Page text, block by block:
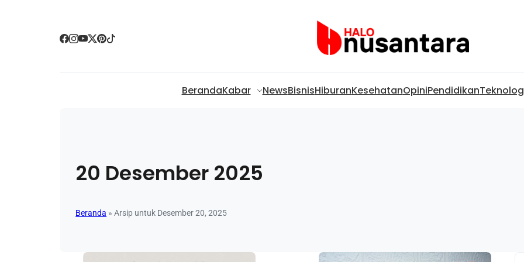
BerandaKabar NewsBisnisHiburanKesehatanOpiniPendidikan
20 Desember 2025
Beranda »Arsip untuk Desember 20, 2025